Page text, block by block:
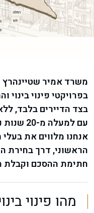
משרד אמיר שטיינהרץ
בפרויקטי פינוי
בצד הדיירים בלבד, ללא
עם למעלה מ-20 שנות ניסיון ב
אנחנו מלווים את
הראשוני, דרך בחירת
חתימת ההסכם וקבלת
מהו פינוי